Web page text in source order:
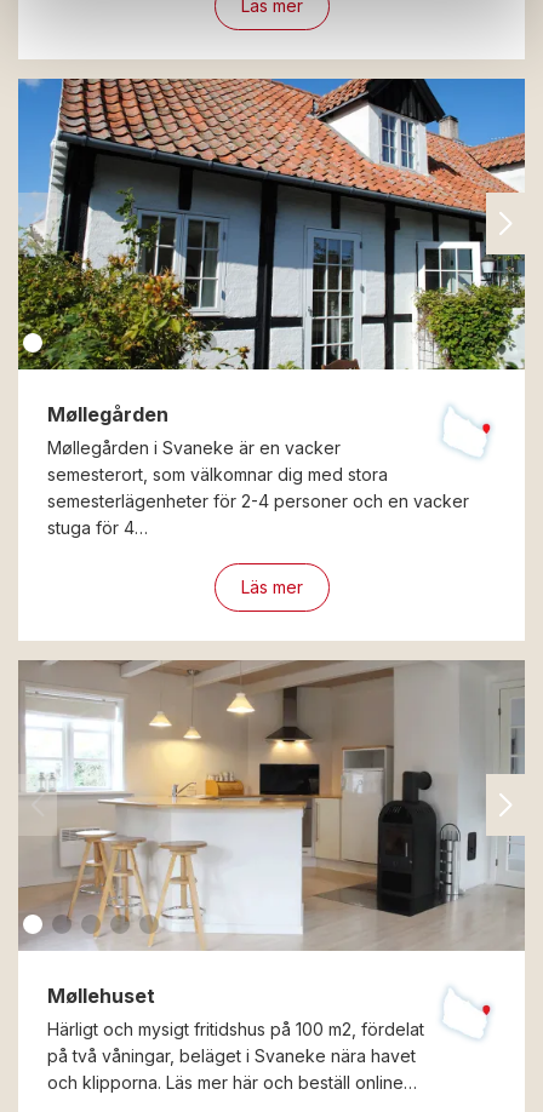
Läs mer
Møllegården
Møllegården i Svaneke är en vacker
semesterort, som välkomnar dig med stora
semesterlägenheter för 2-4 personer och en vacker
stuga för 4…
Läs mer
Møllehuset
Härligt och mysigt fritidshus på 100 m2, fördelat
på två våningar, beläget i Svaneke nära havet
och klipporna. Läs mer här och beställ online…